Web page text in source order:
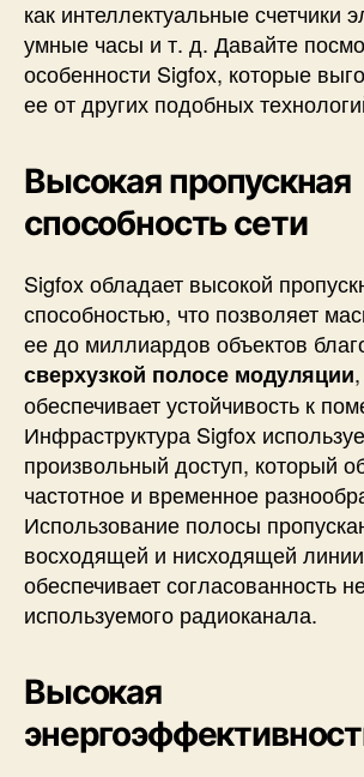
как интеллектуальные счетчики
умные часы и т. д. Давайте
особенности Sigfox, которые
ее от других подобных
Высокая пропускная
способность сети
Sigfox обладает высокой
способностью, что позволяет
ее до миллиардов объектов
сверхузкой полосе модуляции
обеспечивает устойчивость к
Инфраструктура Sigfox
произвольный доступ, который
частотное и временное
Использование полосы
восходящей и нисходящей
обеспечивает согласованность
используемого радиоканала.
Высокая